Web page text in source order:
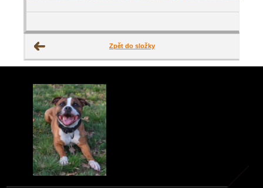
Zpět do složky